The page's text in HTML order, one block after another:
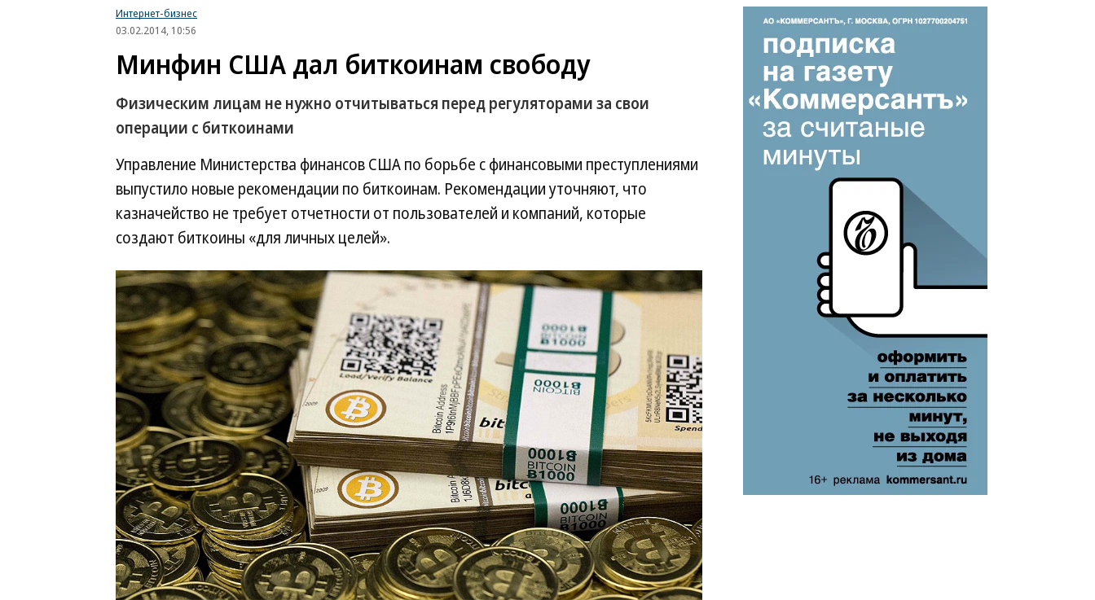
Интернет-бизнес
03.02.2014, 10:56
Минфин США дал биткоинам свободу
Физическим лицам не нужно отчитываться перед регуляторами за свои
операции с биткоинами
Управление Министерства финансов США по борьбе с финансовыми преступлениями
выпустило новые рекомендации по биткоинам. Рекомендации уточняют, что
казначейство не требует отчетности от пользователей и компаний, которые
создают биткоины «для личных целей».